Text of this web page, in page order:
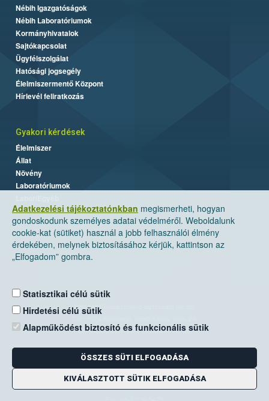
Adatkezelési tájékoztatónkban megismerheti, hogyan
gondoskodunk személyes adatai védelméről. Weboldalunk
cookie-kat (sütiket) használ a jobb felhasználói élmény
érdekében, melynek biztosításához kérjük, kattintson az
„Elfogadom” gombra.
Statisztikai célú sütik
Hirdetési célú sütik
Alapműködést biztosító és funkcionális sütik
ÖSSZES SÜTI ELFOGADÁSA
KIVÁLASZTOTT SÜTIK ELFOGADÁSA
Nébih Igazgatóságok
Nébih Laboratóriumok
Kormányhivatalok
Sajtókapcsolat
Ügyfélszolgálat
Hatósági jogsegély
Élelmiszermentő Központ
Hírlevél feliratkozás
Gyakori kérdések
Élelmiszer
Állat
Növény
Laboratóriumok
Nemzeti Élelmiszerlánc-biztonsági Hivatal
Levelezési cím: 1525 Budapest. Pf. 30.
E-mail:ugyfelszolgalat@nebih.gov.hu
Zöld szám: 06-80/263-244
Telefon: 06-1/ 336-9000